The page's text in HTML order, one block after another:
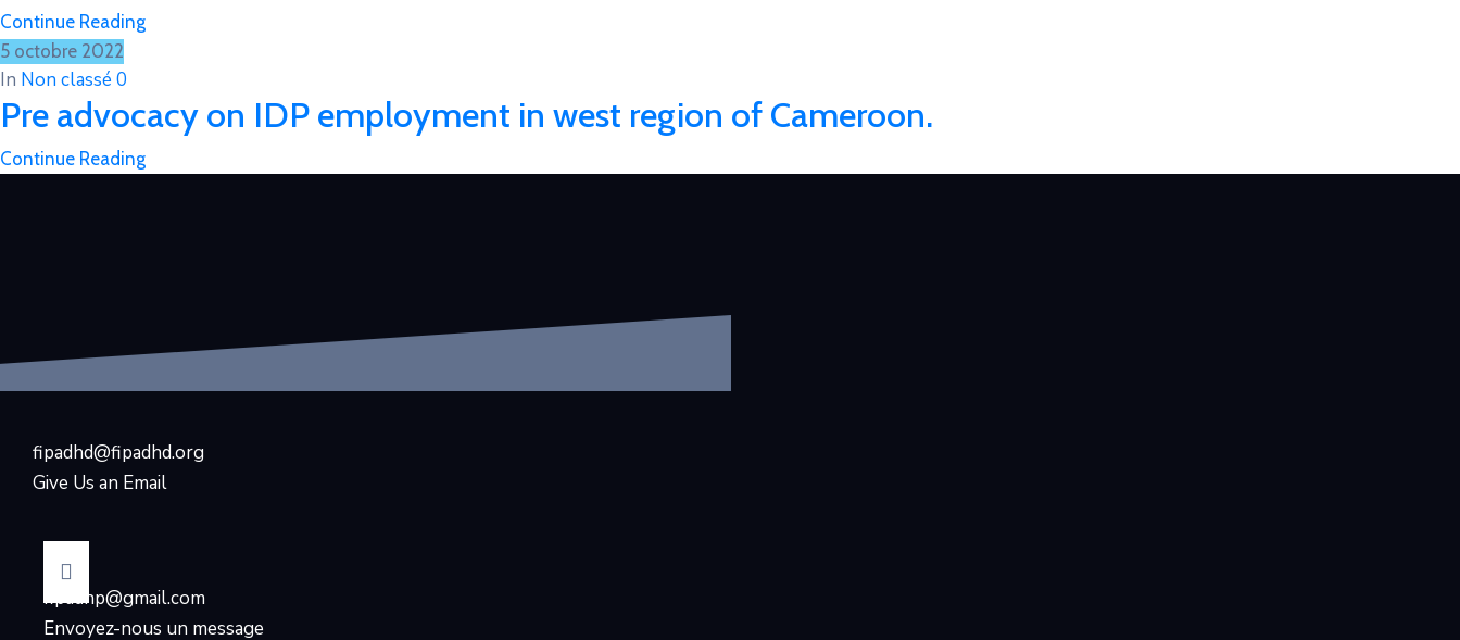
Continue Reading
5 octobre 2022
In Non classé 0
Pre advocacy on IDP employment in west region of Cameroon.
Continue Reading
fipadhd@fipadhd.org
Give Us an Email
fipadhp@gmail.com
Envoyez-nous un message